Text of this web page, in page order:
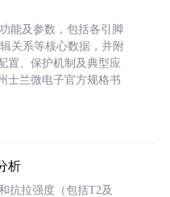
能及参数，包括各引脚
关系等核心数据，并附
置、保护机制及典型应
士兰微电子官方规格书
析
抗拉强度（包括T2及